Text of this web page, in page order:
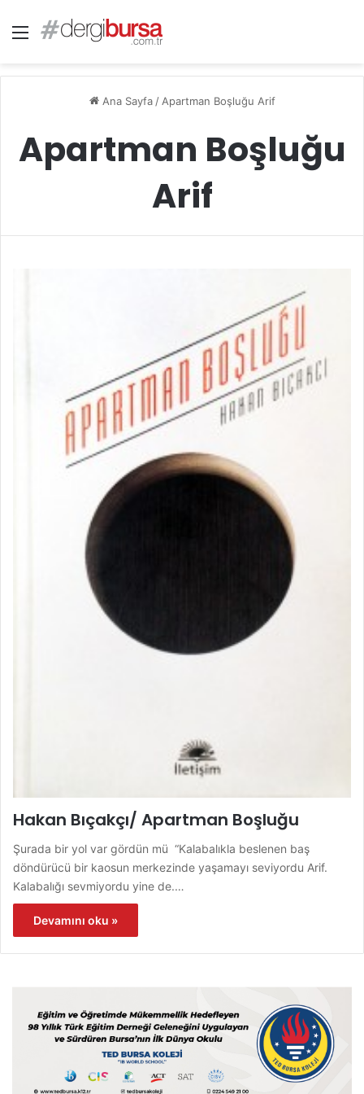
Menü
Ana Sayfa / Apartman Boşluğu Arif
Apartman Boşluğu
Arif
Hakan Bıçakçı/ Apartman Boşluğu
Şurada bir yol var gördün mü “Kalabalıkla beslenen baş
döndürücü bir kaosun merkezinde yaşamayı seviyordu Arif.
Kalabalığı sevmiyordu yine de.…
Devamını oku »